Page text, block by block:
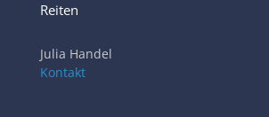
Reiten
Julia Handel
Kontakt